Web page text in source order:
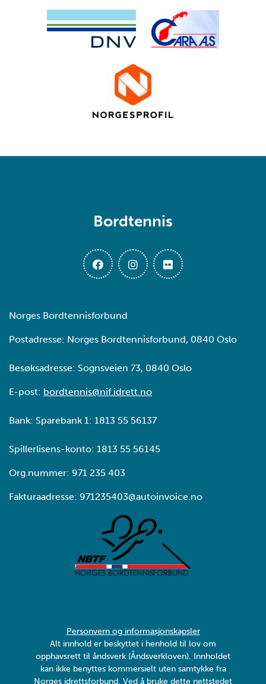
Bordtennis
Norges Bordtennisforbund
Postadresse: Norges Bordtennisforbund, 0840 Oslo
Besøksadresse: Sognsveien 73, 0840 Oslo
E-post: bordtennis@nif.idrett.no
Bank: Sparebank 1: 1813 55 56137
Spillerlisens-konto: 1813 55 56145
Org.nummer: 971 235 403
Fakturaadresse: 971235403@autoinvoice.no
Personvern og informasjonskapsler
Alt innhold er beskyttet i henhold til lov om
opphavsrett til åndsverk (Åndsverkloven). Innholdet
kan ikke benyttes kommersielt uten samtykke fra
Norges idrettsforbund. Ved å bruke dette nettstedet